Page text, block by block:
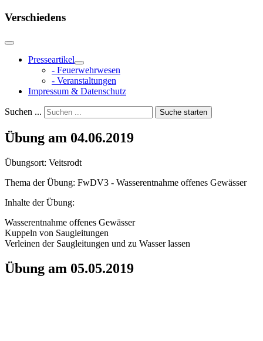
Verschiedens
Presseartikel
- Feuerwehrwesen
- Veranstaltungen
Impressum & Datenschutz
Suchen ... Suche starten
Übung am 04.06.2019
Übungsort: Veitsrodt
Thema der Übung: FwDV3 - Wasserentnahme offenes Gewässer
Inhalte der Übung:
Wasserentnahme offenes Gewässer
Kuppeln von Saugleitungen
Verleinen der Saugleitungen und zu Wasser lassen
Übung am 05.05.2019